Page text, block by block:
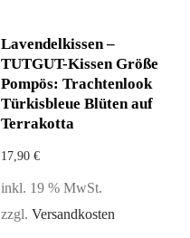
Lavendelkissen –
TUTGUT-Kissen Größe
Pompös: Trachtenlook
Türkisbleue Blüten auf
Terrakotta
17,90 €
inkl. 19 % MwSt.
zzgl. Versandkosten